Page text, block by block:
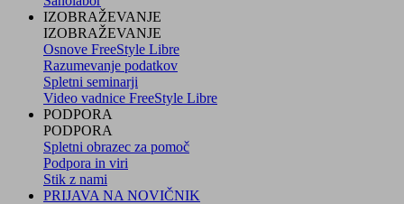
IZOBRAŽEVANJE
IZOBRAŽEVANJE
Osnove FreeStyle Libre
Razumevanje podatkov
Spletni seminarji
Video vadnice FreeStyle Libre
PODPORA
PODPORA
Spletni obrazec za pomoč
Podpora in viri
Stik z nami
PRIJAVA NA NOVIČNIK